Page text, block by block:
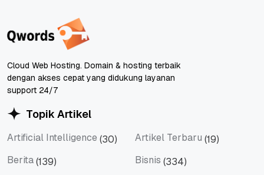
Cloud Web Hosting. Domain & hosting terbaik
dengan akses cepat yang didukung layanan
support 24/7
Topik Artikel
Artificial Intelligence (30) Artikel Terbaru (19)
Berita(139) Bisnis (334)